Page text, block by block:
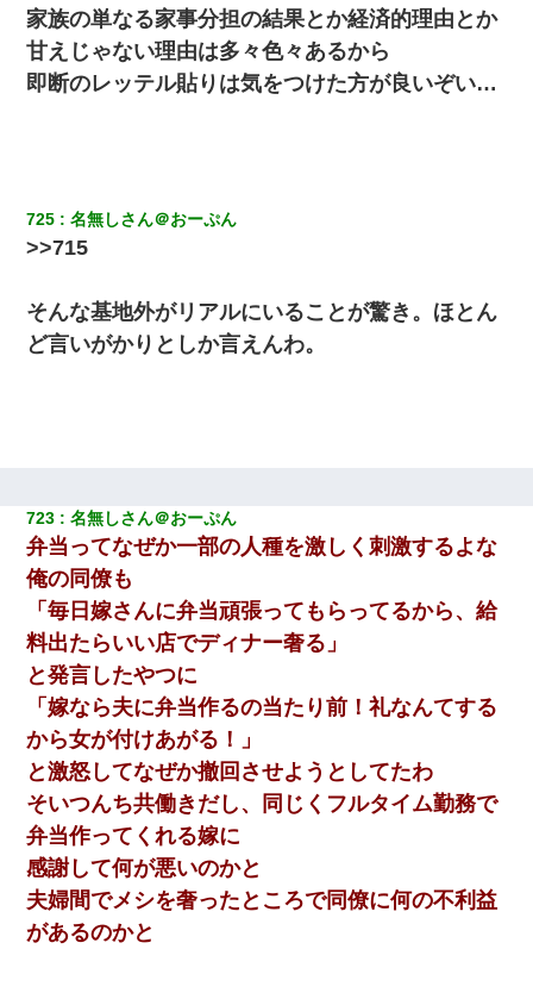
嫁の妹（26歳）がずっとウチに泊まりに来た結果→俺がヤバイｗ
ｗｗｗｗｗｗｗ
発見。しかも「ヒィ～」みたいな声も聞こえてきたので気になっ
て近寄ったら女の子がおっさんの下敷きになってた
た。
10年ほど前、息子がまだ年中だった時に離婚したんだけど、一昨
年の暮れに突然息子が職場を訪ねてきた。
テレワーク上司「会議中はカメラ付けろ！」女社員「え、事前連
絡無しは無理」上司「いいから付けろ！」→
父親がくも膜下出血で突然ﾀﾋ。→母の貯金が0なことが判明。→母
「私を家に置いてほしい、どうか見捨てないで(土下座」俺・嫁
「…」
妻が亡くなったんだけど正直ガチで嬉しい
今日夫の実家に泊ったんだけど、朝起きたら股間がなんかモッコ
リしてた
家族の単なる家事分担の結果とか経済的理由とか
甘えじゃない理由は多々色々あるから
即断のレッテル貼りは気をつけた方が良いぞい…
725 名無しさん＠おーぷん
>>715
そんな基地外がリアルにいることが驚き。ほとん
ど言いがかりとしか言えんわ。
723 名無しさん＠おーぷん
弁当ってなぜか一部の人種を激しく刺激するよな
俺の同僚も
「毎日嫁さんに弁当頑張ってもらってるから、給
料出たらいい店でディナー奢る」
と発言したやつに
「嫁なら夫に弁当作るの当たり前！礼なんてする
から女が付けあがる！」
と激怒してなぜか撤回させようとしてたわ
そいつんち共働きだし、同じくフルタイム勤務で
弁当作ってくれる嫁に
感謝して何が悪いのかと
夫婦間でメシを奢ったところで同僚に何の不利益
があるのかと